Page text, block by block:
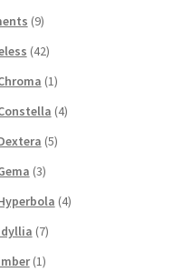
(9)
(42)
(1)
(4)
(5)
(3)
(4)
(7)
(1)